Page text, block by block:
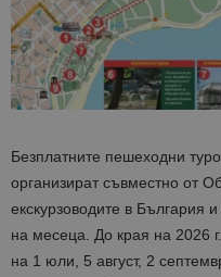
Безплатните пешеходни
организират съвместно от
екскурзоводите в България
на месеца. До края на 2026
на 1 юли, 5 август, 2